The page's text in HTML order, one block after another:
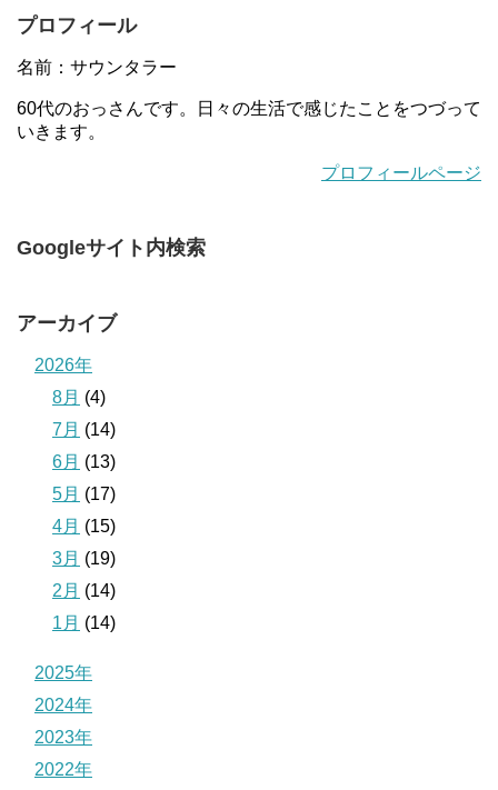
プロフィール
名前：サウンタラー
60代のおっさんです。日々の生活で感じたことをつづって
いきます。
プロフィールページ
Googleサイト内検索
アーカイブ
2026年
8月 (4)
7月 (14)
6月 (13)
5月 (17)
4月 (15)
3月 (19)
2月 (14)
1月 (14)
2025年
2024年
2023年
2022年